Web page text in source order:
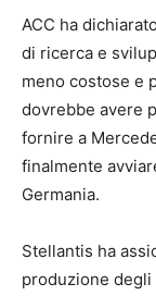
ACC ha
di ricerca e
meno costose e
dovrebbe avere
fornire a
finalmente
Germania.
Stellantis ha
produzione